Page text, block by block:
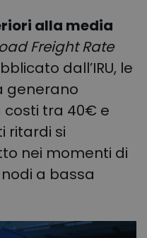
alla media
Freight Rate
dall’IRU, le
generano
tra 40€ e
ritardi si
nei momenti di
a bassa